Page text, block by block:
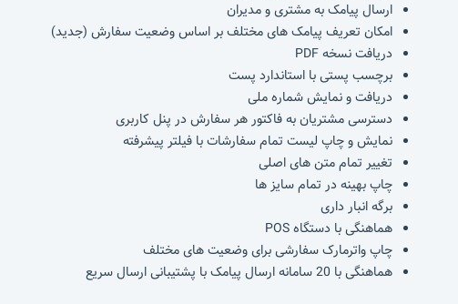
ارسال پیامک به مشتری و مدیران
امکان تعریف پیامک های مختلف بر اساس وضعیت سفارش (جدید)
دریافت نسخه PDF
برچسب پستی با استاندارد پست
دریافت و نمایش شماره ملی
دسترسی مشتریان به فاکتور هر سفارش در پنل کاربری
نمایش و چاپ لیست تمام سفارشات با فیلتر پیشرفته
تغییر تمام متن های اصلی
چاپ بهینه در تمام سایز ها
برگه انبار داری
هماهنگی با دستگاه POS
چاپ واترمارک سفارشی برای وضعیت های مختلف
هماهنگی با 20 سامانه ارسال پیامک با پشتیبانی ارسال سریع